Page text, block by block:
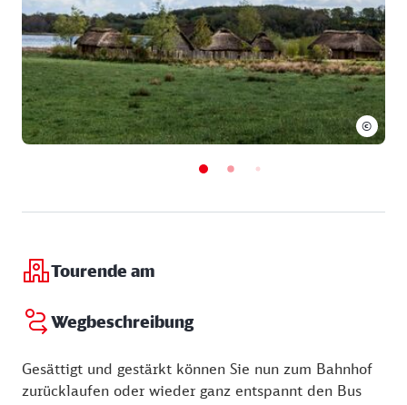
Sonntag:07:00 - 22:00 Uhr
©
Tourende am
Wegbeschreibung
Gesättigt und gestärkt können Sie nun zum Bahnhof
zurücklaufen oder wieder ganz entspannt den Bus